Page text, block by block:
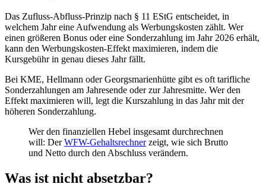
Das Zufluss-Abfluss-Prinzip nach § 11 EStG entscheidet, in
welchem Jahr eine Aufwendung als Werbungskosten zählt. Wer
einen größeren Bonus oder eine Sonderzahlung im Jahr 2026 erhält,
kann den Werbungskosten-Effekt maximieren, indem die
Kursgebühr in genau dieses Jahr fällt.
Bei KME, Hellmann oder Georgsmarienhütte gibt es oft tarifliche
Sonderzahlungen am Jahresende oder zur Jahresmitte. Wer den
Effekt maximieren will, legt die Kurszahlung in das Jahr mit der
höheren Sonderzahlung.
Wer den finanziellen Hebel insgesamt durchrechnen
will: DerWFW-Gehaltsrechnerzeigt, wie sich Brutto
und Netto durch den Abschluss verändern.
Was ist nicht absetzbar?